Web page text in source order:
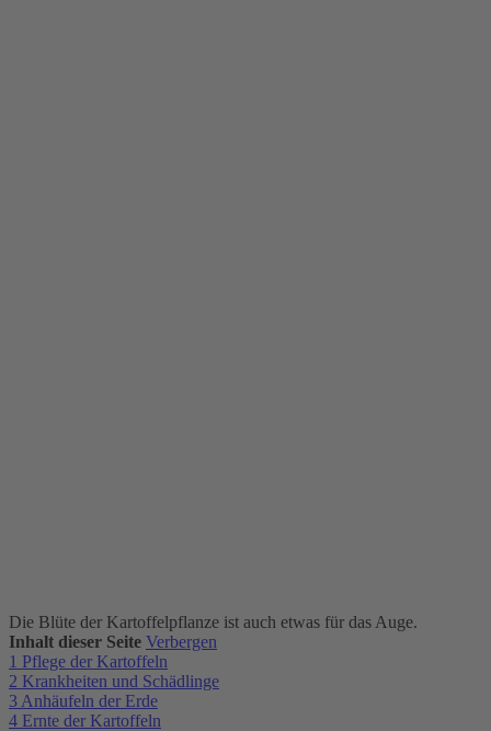
Die Blüte der Kartoffelpflanze ist auch etwas für das Auge.
Inhalt dieser Seite Verbergen
1 Pflege der Kartoffeln
2 Krankheiten und Schädlinge
3 Anhäufeln der Erde
4 Ernte der Kartoffeln